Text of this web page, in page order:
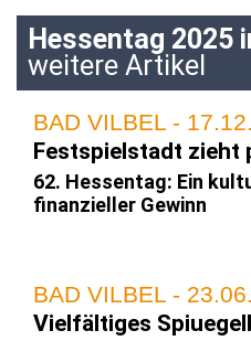
Hessentag 2025
weitere Artikel
BAD VILBEL -
Festspielstadt zieht
62. Hessentag: Ein
finanzieller Gewinn
BAD VILBEL -
Vielfältiges